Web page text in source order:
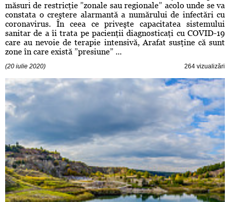
măsuri de restricţie ”zonale sau regionale” acolo unde se va
constata o creştere alarmantă a numărului de infectări cu
coronavirus. În ceea ce priveşte capacitatea sistemului
sanitar de a îi trata pe pacienţii diagnosticaţi cu COVID-19
care au nevoie de terapie intensivă, Arafat susţine că sunt
zone în care există ”presiune” ...
(20 iulie 2020) 264 vizualizări